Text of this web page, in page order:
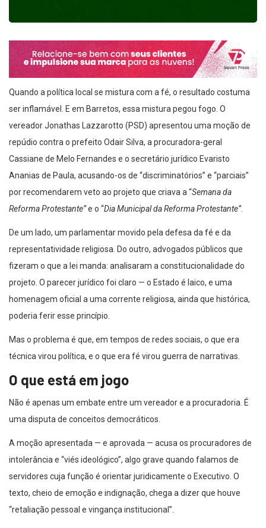
Quando a política local se mistura com a fé, o resultado costuma
ser inflamável. E em Barretos, essa mistura pegou fogo. O
vereador Jonathas Lazzarotto (PSD) apresentou uma moção de
repúdio contra o prefeito Odair Silva, a procuradora-geral
Cassiane de Melo Fernandes e o secretário jurídico Evaristo
Ananias de Paula, acusando-os de “discriminatórios” e “parciais”
por recomendarem veto ao projeto que criava a “Semana da
Reforma Protestante”e o “Dia Municipal da Reforma Protestante”.
De um lado, um parlamentar movido pela defesa da fé e da
representatividade religiosa. Do outro, advogados públicos que
fizeram o que a lei manda: analisaram a constitucionalidade do
projeto. O parecer jurídico foi claro — o Estado é laico, e uma
homenagem oficial a uma corrente religiosa, ainda que histórica,
poderia ferir esse princípio.
Mas o problema é que, em tempos de redes sociais, o que era
técnica virou política, e o que era fé virou guerra de narrativas.
O que está em jogo
Não é apenas um embate entre um vereador e a procuradoria. É
uma disputa de conceitos democráticos.
A moção apresentada — e aprovada — acusa os procuradores de
intolerância e “viés ideológico”, algo grave quando falamos de
servidores cuja função é orientar juridicamente o Executivo. O
texto, cheio de emoção e indignação, chega a dizer que houve
“retaliação pessoal e vingança institucional”.